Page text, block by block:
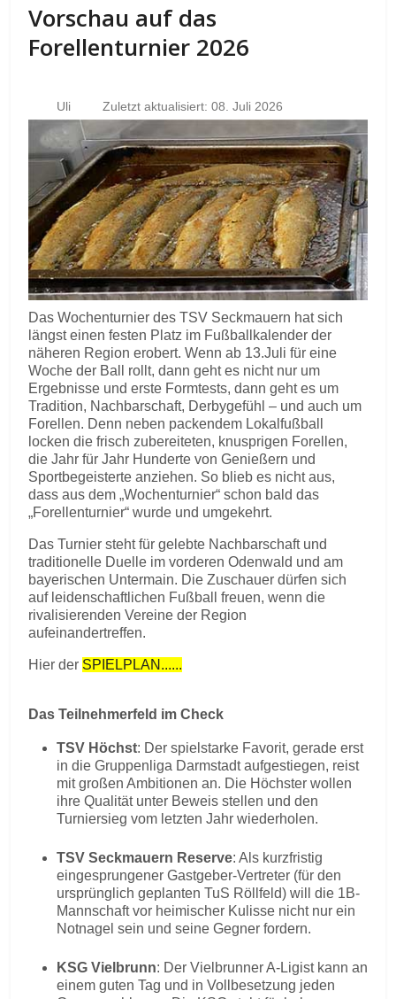
Vorschau auf das
Forellenturnier 2026
Uli Zuletzt aktualisiert: 08. Juli 2026
Das Wochenturnier des TSV Seckmauern hat sich
längst einen festen Platz im Fußballkalender der
näheren Region erobert. Wenn ab 13.Juli für eine
Woche der Ball rollt, dann geht es nicht nur um
Ergebnisse und erste Formtests, dann geht es um
Tradition, Nachbarschaft, Derbygefühl – und auch um
Forellen. Denn neben packendem Lokalfußball
locken die frisch zubereiteten, knusprigen Forellen,
die Jahr für Jahr Hunderte von Genießern und
Sportbegeisterte anziehen. So blieb es nicht aus,
dass aus dem „Wochenturnier“ schon bald das
„Forellenturnier“ wurde und umgekehrt.
Das Turnier steht für gelebte Nachbarschaft und
traditionelle Duelle im vorderen Odenwald und am
bayerischen Untermain. Die Zuschauer dürfen sich
auf leidenschaftlichen Fußball freuen, wenn die
rivalisierenden Vereine der Region
aufeinandertreffen.
Hier der SPIELPLAN......
Das Teilnehmerfeld im Check
TSV Höchst: Der spielstarke Favorit, gerade erst
in die Gruppenliga Darmstadt aufgestiegen, reist
mit großen Ambitionen an. Die Höchster wollen
ihre Qualität unter Beweis stellen und den
Turniersieg vom letzten Jahr wiederholen.
TSV Seckmauern Reserve: Als kurzfristig
eingesprungener Gastgeber-Vertreter (für den
ursprünglich geplanten TuS Röllfeld) will die 1B-
Mannschaft vor heimischer Kulisse nicht nur ein
Notnagel sein und seine Gegner fordern.
KSG Vielbrunn: Der Vielbrunner A-Ligist kann an
einem guten Tag und in Vollbesetzung jeden